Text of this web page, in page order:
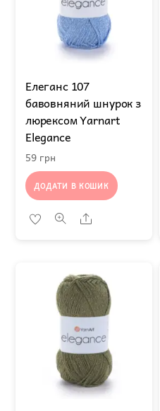
Елеганс 107
бавовняний шнурок з
люрексом Yarnart
Elegance
59 грн
ДОДАТИ В КОШИК
Share